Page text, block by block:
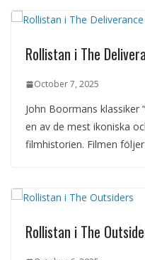
Rollistan i The
October 7, 2025
John Boormans klassiker
en av de mest ikoniska
filmhistorien. Filmen
Rollistan i The